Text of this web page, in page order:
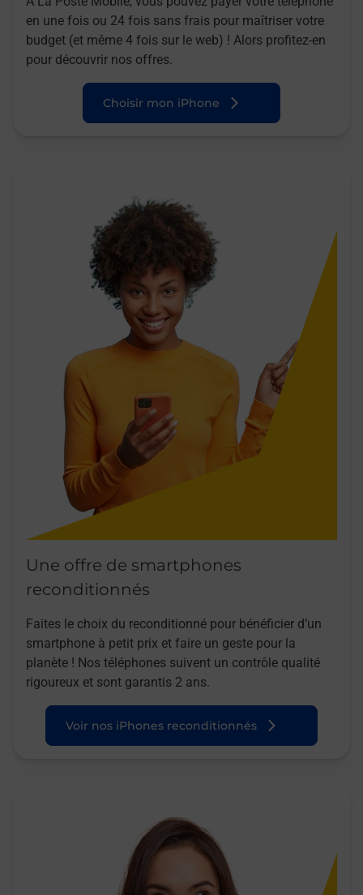
en une fois ou 24 fois sans frais pour maîtriser votre
budget (et même 4 fois sur le web) ! Alors profitez-en
pour découvrir nos offres.
Choisir mon iPhone
Une offre de smartphones
reconditionnés
Faites le choix du reconditionné pour bénéficier d’un
smartphone à petit prix et faire un geste pour la
planète ! Nos téléphones suivent un contrôle qualité
rigoureux et sont garantis 2 ans.
Voir nos iPhones reconditionnés